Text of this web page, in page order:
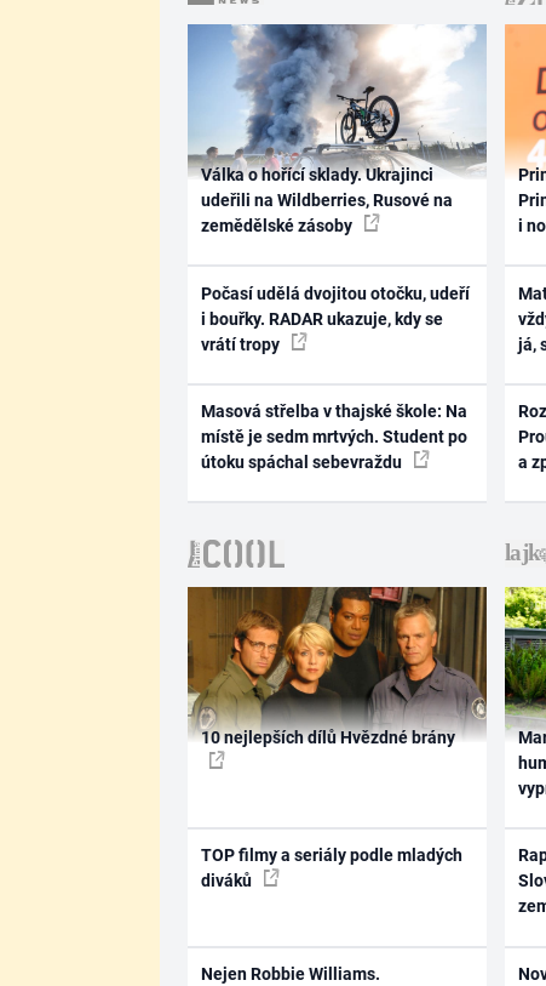
Válka o hořící sklady. Ukrajinci
udeřili na Wildberries, Rusové na
zemědělské zásoby
Počasí udělá dvojitou otočku, udeří
i bouřky. RADAR ukazuje, kdy se
vrátí tropy
Masová střelba v thajské škole: Na
místě je sedm mrtvých. Student po
útoku spáchal sebevraždu
i
já,
a
10 nejlepších dílů Hvězdné brány
TOP filmy a seriály podle mladých
diváků
Nejen Robbie Williams.